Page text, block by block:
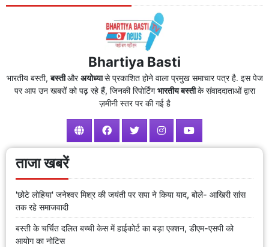
Bhartiya Basti
भारतीय बस्ती,बस्तीऔरअयोध्यासे प्रकाशित होने वाला प्रमुख समाचार पत्र है. इस पेज
पर आप उन खबरों को पढ़ रहे हैं, जिनकी रिपोर्टिंगभारतीय बस्तीके संवाददाताओं द्वारा
ज़मीनी स्तर पर की गई है
ताजा खबरें
'छोटे लोहिया' जनेश्वर मिश्र की जयंती पर सपा ने किया याद, बोले- आखिरी सांस
तक रहे समाजवादी
बस्ती के चर्चित दलित बच्ची केस में हाईकोर्ट का बड़ा एक्शन, डीएम-एसपी को
आयोग का नोटिस